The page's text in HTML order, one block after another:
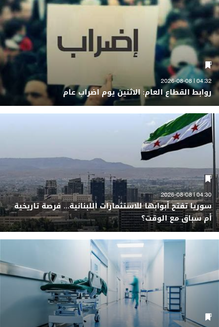
04:32 | 2026-08-08
روابط القطاع العام: الاثنين يوم اضراب عام
04:30 | 2026-08-08
سوريا تفتح أبوابها للاستثمارات اللبنانية... فرصة تاريخية
أم سباق مع الوقت؟